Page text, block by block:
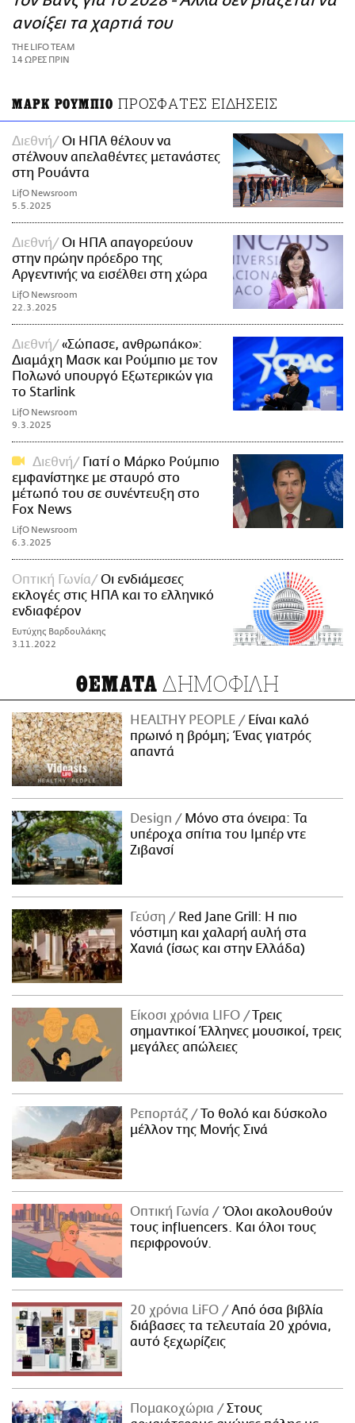
ΑΜΠΑ
PRINT
ανοίξει τα χαρτιά του
THE LIFO TEAM
14 ΩΡΕΣ ΠΡΙΝ
ΜΑΡΚ ΡΟΥΜΠΙΟ ΠΡΟΣΦΑΤΕΣ ΕΙΔΗΣΕΙΣ
Διεθνή
Οι ΗΠΑ θέλουν να
στέλνουν απελαθέντες μετανάστες
στη Ρουάντα
LifO Newsroom
5.5.2025
Διεθνή
Οι ΗΠΑ απαγορεύουν
στην πρώην πρόεδρο της
Αργεντινής να εισέλθει στη χώρα
LifO Newsroom
22.3.2025
Διεθνή
«Σώπασε, ανθρωπάκο»:
Διαμάχη Μασκ και Ρούμπιο με τον
Πολωνό υπουργό Εξωτερικών για
το Starlink
LifO Newsroom
9.3.2025
Διεθνή
Γιατί ο Μάρκο Ρούμπιο
εμφανίστηκε με σταυρό στο
μέτωπό του σε συνέντευξη στο
Fox News
LifO Newsroom
6.3.2025
Οπτική Γωνία
Οι ενδιάμεσες
εκλογές στις ΗΠΑ και το ελληνικό
ενδιαφέρον
Ευτύχης Βαρδουλάκης
3.11.2022
ΘΕΜΑΤΑ ΔΗΜΟΦΙΛΗ
HEALTHY PEOPLE
Είναι καλό
πρωινό η βρόμη; Ένας γιατρός
απαντά
Design
Μόνο στα όνειρα: Τα
υπέροχα σπίτια του Ιμπέρ ντε
Ζιβανσί
Γεύση
Red Jane Grill: Η πιο
νόστιμη και χαλαρή αυλή στα
Χανιά (ίσως και στην Ελλάδα)
Είκοσι χρόνια LIFO
Tρεις
σημαντικοί Έλληνες μουσικοί, τρεις
μεγάλες απώλειες
Ρεπορτάζ
Το θολό και δύσκολο
μέλλον της Μονής Σινά
Οπτική Γωνία
Όλοι ακολουθούν
τους influencers. Και όλοι τους
περιφρονούν.
20 χρόνια LiFO
Από όσα βιβλία
διάβασες τα τελευταία 20 χρόνια,
αυτό ξεχωρίζεις
Πομακοχώρια
Στους